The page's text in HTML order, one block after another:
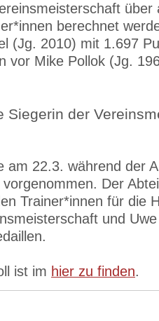
berechnet
(Jg. 2010) mit 1.697
vor Mike Pollok (Jg.
Siegerin der
am 22.3. während der
vorgenommen. Der
Trainer*innen für die
und
ist im hier zu finden.